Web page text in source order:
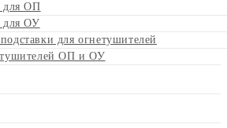
для ОП
для ОУ
для огнетушителей
ОП и ОУ